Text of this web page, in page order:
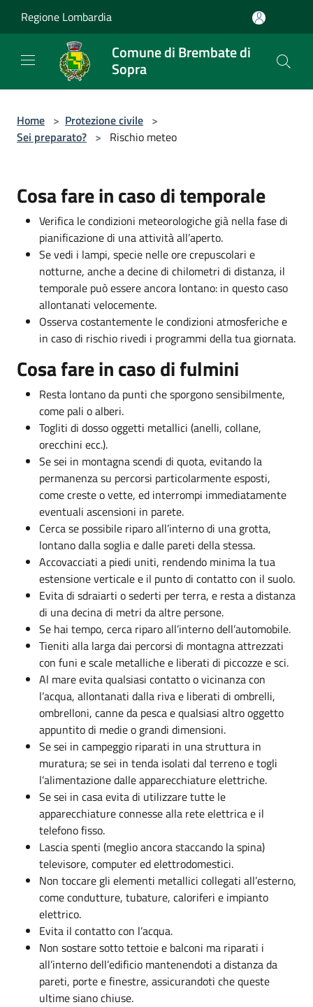
Regione Lombardia
Comune di Brembate di
Sopra
Home > Protezione civile >
Sei preparato? > Rischio meteo
Cosa fare in caso di temporale
Verifica le condizioni meteorologiche già nella fase di
pianificazione di una attività all’aperto.
Se vedi i lampi, specie nelle ore crepuscolari e
notturne, anche a decine di chilometri di distanza, il
temporale può essere ancora lontano: in questo caso
allontanati velocemente.
Osserva costantemente le condizioni atmosferiche e
in caso di rischio rivedi i programmi della tua giornata.
Cosa fare in caso di fulmini
Resta lontano da punti che sporgono sensibilmente,
come pali o alberi.
Togliti di dosso oggetti metallici (anelli, collane,
orecchini ecc.).
Se sei in montagna scendi di quota, evitando la
permanenza su percorsi particolarmente esposti,
come creste o vette, ed interrompi immediatamente
eventuali ascensioni in parete.
Cerca se possibile riparo all’interno di una grotta,
lontano dalla soglia e dalle pareti della stessa.
Accovacciati a piedi uniti, rendendo minima la tua
estensione verticale e il punto di contatto con il suolo.
Evita di sdraiarti o sederti per terra, e resta a distanza
di una decina di metri da altre persone.
Se hai tempo, cerca riparo all’interno dell’automobile.
Tieniti alla larga dai percorsi di montagna attrezzati
con funi e scale metalliche e liberati di piccozze e sci.
Al mare evita qualsiasi contatto o vicinanza con
l’acqua, allontanati dalla riva e liberati di ombrelli,
ombrelloni, canne da pesca e qualsiasi altro oggetto
appuntito di medie o grandi dimensioni.
Se sei in campeggio riparati in una struttura in
muratura; se sei in tenda isolati dal terreno e togli
l’alimentazione dalle apparecchiature elettriche.
Se sei in casa evita di utilizzare tutte le
apparecchiature connesse alla rete elettrica e il
telefono fisso.
Lascia spenti (meglio ancora staccando la spina)
televisore, computer ed elettrodomestici.
Non toccare gli elementi metallici collegati all’esterno,
come condutture, tubature, caloriferi e impianto
elettrico.
Evita il contatto con l’acqua.
Non sostare sotto tettoie e balconi ma riparati i
all’interno dell’edificio mantenendoti a distanza da
pareti, porte e finestre, assicurandoti che queste
ultime siano chiuse.